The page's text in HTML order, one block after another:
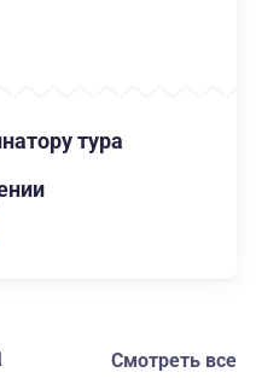
тура
Смотреть все